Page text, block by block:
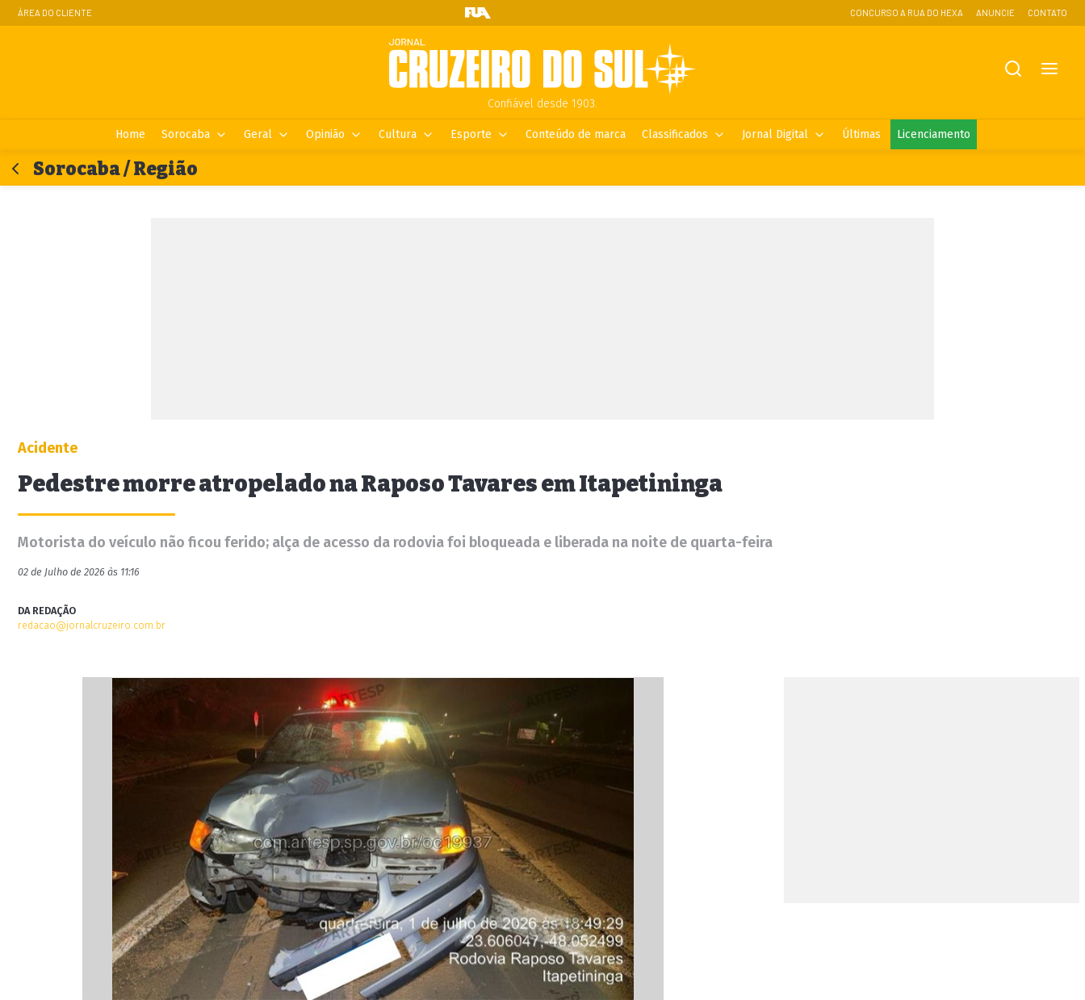
ÁREA DO CLIENTE CONCURSO A RUA DO HEXA ANUNCIE CONTATO
Confiável desde 1903.
Home Sorocaba Geral Opinião Cultura Esporte Conteúdo de marca Classificados Jornal Digital Últimas Licenciamento
Sorocaba / Região
Acidente
Pedestre morre atropelado na Raposo Tavares em Itapetininga
Motorista do veículo não ficou ferido; alça de acesso da rodovia foi bloqueada e liberada na noite de quarta-feira
02 de Julho de 2026 às 11:16
DA REDAÇÃO
redacao@jornalcruzeiro.com.br